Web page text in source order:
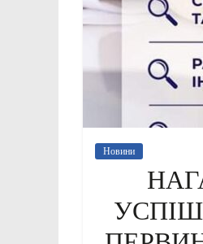
Новини